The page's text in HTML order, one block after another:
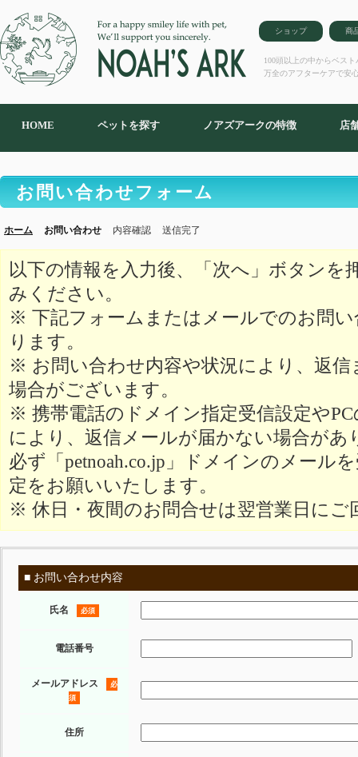
ショップ 商
100頭以上の中からベス
万全のアフターケアで安
HOME ペットを探す ノアズアークの特徴 店
お問い合わせフォーム
ホーム お問い合わせ 内容確認 送信完了
以下の情報を入力後、「次へ」ボタンを
みください。
※ 下記フォームまたはメールでのお問
ります。
※ お問い合わせ内容や状況により、返
場合がございます。
※ 携帯電話のドメイン指定受信設定や
により、返信メールが届かない場合があ
必ず「petnoah.co.jp」ドメインのメール
定をお願いいたします。
※ 休日・夜間のお問合せは翌営業日にご
■ お問い合わせ内容
氏名 必須
電話番号
メールアドレス
必
須
住所